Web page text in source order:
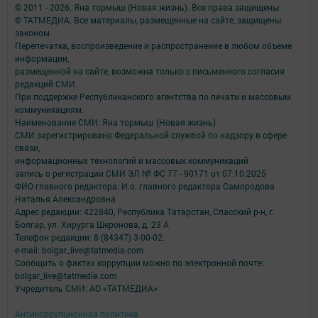
© 2011 - 2026. Яна тормыш (Новая жизнь). Все права защищены.
© ТАТМЕДИА. Все материалы, размещенные на сайте, защищены
законом.
Перепечатка, воспроизведение и распространение в любом объеме
информации,
размещенной на сайте, возможна только с письменного согласия
редакций СМИ.
При поддержке Республиканского агентства по печати и массовым
коммуникациям.
Наименование СМИ: Яна тормыш (Новая жизнь)
СМИ зарегистрировано Федеральной службой по надзору в сфере
связи,
информационных технологий и массовых коммуникаций
запись о регистрации СМИ ЭЛ № ФС 77 - 90171 от 07.10.2025
ФИО главного редактора: И.о. главного редактора Самородова
Наталья Александровна
Адрес редакции: 422840, Республика Татарстан, Спасский р-н, г.
Болгар, ул. Хирурга Шеронова, д. 23 А
Телефон редакции: 8 (84347) 3-00-02.
e-mail: bolgar_live@tatmedia.com
Сообщить о фактах коррупции можно по электронной почте:
bolgar_live@tatmedia.com
Учредитель СМИ: АО «ТАТМЕДИА»
Антикоррупционная политика